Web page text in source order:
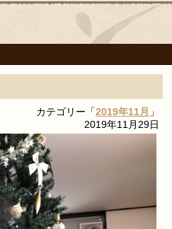
カテゴリー「2019年11月 」
2019年11月29日